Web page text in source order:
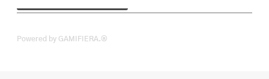
Powered by GAMIFIERA.®